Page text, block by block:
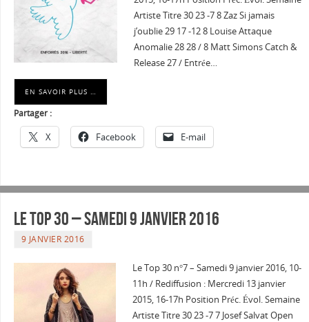
Artiste Titre 30 23 -7 8 Zaz Si jamais
j’oublie 29 17 -12 8 Louise Attaque
Anomalie 28 28 / 8 Matt Simons Catch &
Release 27 / Entrée…
EN SAVOIR PLUS …
Partager :
X Facebook E-mail
Le Top 30 – Samedi 9 janvier 2016
9 JANVIER 2016
Le Top 30 n°7 – Samedi 9 janvier 2016, 10-
11h / Rediffusion : Mercredi 13 janvier
2015, 16-17h Position Préc. Évol. Semaine
Artiste Titre 30 23 -7 7 Josef Salvat Open